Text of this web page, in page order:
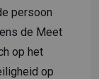
persoon
de Meet
op het
op